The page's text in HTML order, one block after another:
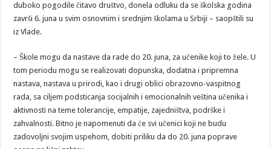
duboko pogodile čitavo društvo, donela odluku da se školska godina
završi 6. juna u svim osnovnim i srednjim školama u Srbiji – saopštili su
iz Vlade.
– Škole mogu da nastave da rade do 20. juna, za učenike koji to žele. U
tom periodu mogu se realizovati dopunska, dodatna i pripremna
nastava, nastava u prirodi, kao i drugi oblici obrazovno-vaspitnog
rada, sa ciljem podsticanja socijalnih i emocionalnih veština učenika i
aktivnosti na teme tolerancije, empatije, zajedništva, podrške i
zahvalnosti. Bitno je napomenuti da će svi učenici koji ne budu
zadovoljni svojim uspehom, dobiti priliku da do 20. juna poprave